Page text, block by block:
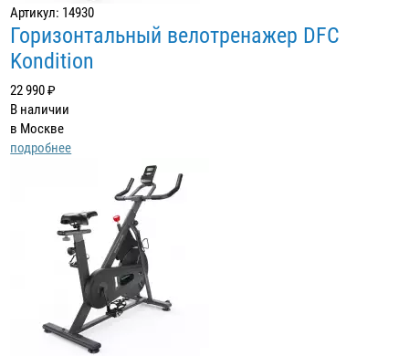
Артикул: 14930
Горизонтальный велотренажер DFC
Kondition
22 990 ₽
В наличии
в Москве
подробнее